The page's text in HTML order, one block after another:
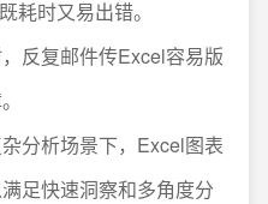
耗时又易出错。
反复邮件传Excel容易版
杂分析场景下，Excel图表
足快速洞察和多角度分